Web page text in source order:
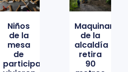
Niños
de la
mesa
de
participación
Maquinaria
de la
alcaldía
retira
90